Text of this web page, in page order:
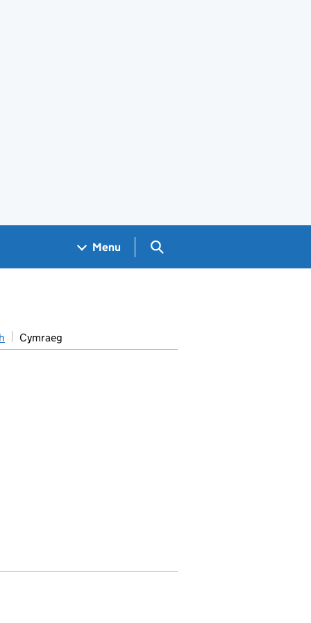
Menu Search GOV.UK
Cymraeg